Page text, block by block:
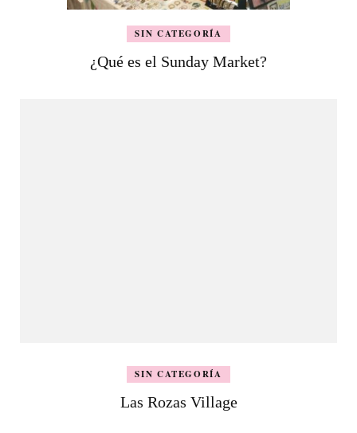
SIN CATEGORÍA
¿Qué es el Sunday Market?
SIN CATEGORÍA
Las Rozas Village